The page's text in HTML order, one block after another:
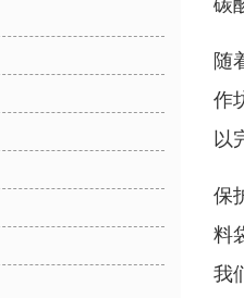
随
作
以
保
料
我